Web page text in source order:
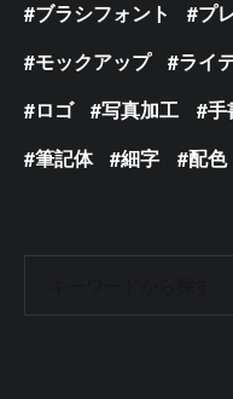
ブラシフォント
プ
モックアップ
ライ
ロゴ
写真加工 手
筆記体
細字 配色